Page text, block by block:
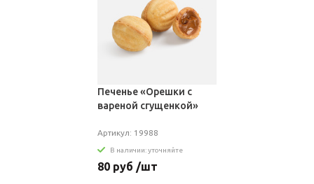
Печенье «Орешки с
вареной сгущенкой»
Артикул: 19988
В наличии: уточняйте
80 руб /шт